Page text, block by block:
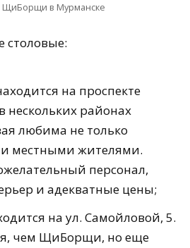
ЩиБорщи в Мурманске
столовые:
на проспекте
нескольких районах
любима не только
и местными жителями.
персонал,
и адекватные цены;
на ул. Самойловой, 5.
чем ЩиБорщи, но еще